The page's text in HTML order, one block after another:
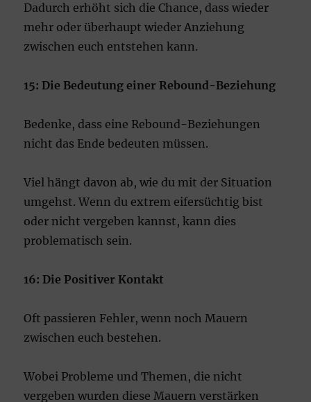
Dadurch erhöht sich die Chance, dass wieder
mehr oder überhaupt wieder Anziehung
zwischen euch entstehen kann.
15: Die Bedeutung einer Rebound-Beziehung
Bedenke, dass eine Rebound-Beziehungen
nicht das Ende bedeuten müssen.
Viel hängt davon ab, wie du mit der Situation
umgehst. Wenn du extrem eifersüchtig bist
oder nicht vergeben kannst, kann dies
problematisch sein.
16: Die Positiver Kontakt
Oft passieren Fehler, wenn noch Mauern
zwischen euch bestehen.
Wobei Probleme und Themen, die nicht
vergeben wurden diese Mauern verstärken